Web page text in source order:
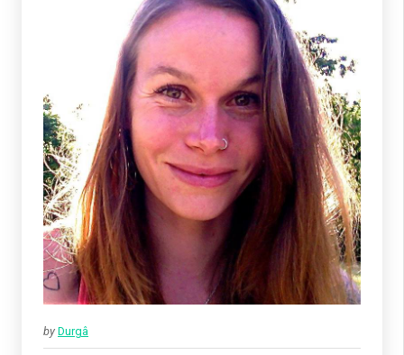
by Durgâ